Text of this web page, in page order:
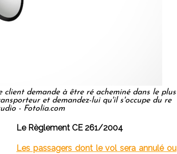
demande à être ré acheminé dans le plus
et demandez-lui qu'il s'occupe du re
- Fotolia.com
Le Règlement CE 261/2004
Les passagers dont le vol sera annulé ou